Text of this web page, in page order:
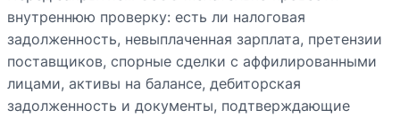
внутреннюю проверку: есть ли налоговая
задолженность, невыплаченная зарплата, претензии
поставщиков, спорные сделки с аффилированными
лицами, активы на балансе, дебиторская
задолженность и документы, подтверждающие